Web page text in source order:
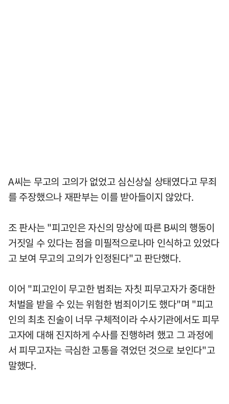
A씨는 무고의 고의가 없었고 심신상실 상태였다고 무죄
를 주장했으나 재판부는 이를 받아들이지 않았다.
조 판사는 "피고인은 자신의 망상에 따른 B씨의 행동이
거짓일 수 있다는 점을 미필적으로나마 인식하고 있었다
고 보여 무고의 고의가 인정된다"고 판단했다.
이어 "피고인이 무고한 범죄는 자칫 피무고자가 중대한
처벌을 받을 수 있는 위험한 범죄이기도 했다"며 "피고
인의 최초 진술이 너무 구체적이라 수사기관에서도 피무
고자에 대해 진지하게 수사를 진행하려 했고 그 과정에
서 피무고자는 극심한 고통을 겪었던 것으로 보인다"고
말했다.